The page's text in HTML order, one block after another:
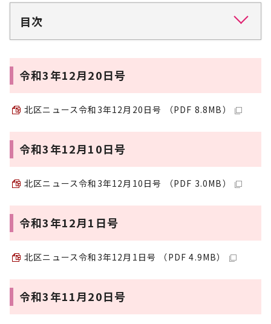
目次
令和3年12月20日号
北区ニュース令和3年12月20日号 （PDF 8.8MB）
令和3年12月10日号
北区ニュース令和3年12月10日号 （PDF 3.0MB）
令和3年12月1日号
北区ニュース令和3年12月1日号 （PDF 4.9MB）
令和3年11月20日号